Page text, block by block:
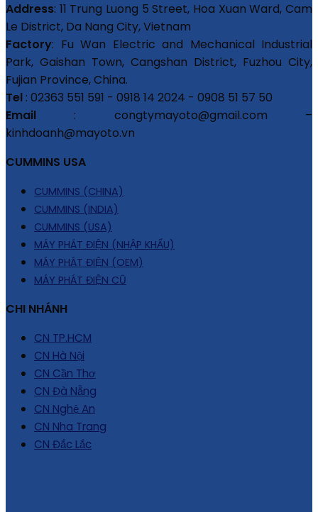
Address: 11 Trung Luong 5 Street, Hoa Xuan Ward, Cam
Le District, Da Nang City, Vietnam
Factory: Fu Wan Electric and Mechanical Industrial
Park, Gaishan Town, Cangshan District, Fuzhou City,
Fujian Province, China.
Tel : 02363 551 591 - 0918 14 2024 - 0908 51 57 50
Email : congtymayoto@gmail.com –
kinhdoanh@mayoto.vn
CUMMINS USA
CUMMINS (CHINA)
CUMMINS (INDIA)
CUMMINS (USA)
MÁY PHÁT ĐIỆN (NHẬP KHẨU)
MÁY PHÁT ĐIỆN (OEM)
MÁY PHÁT ĐIỆN CŨ
CHI NHÁNH
CN TP.HCM
CN Hà Nội
CN Cần Thơ
CN Đà Nẵng
CN Nghệ An
CN Nha Trang
CN Đắc Lắc